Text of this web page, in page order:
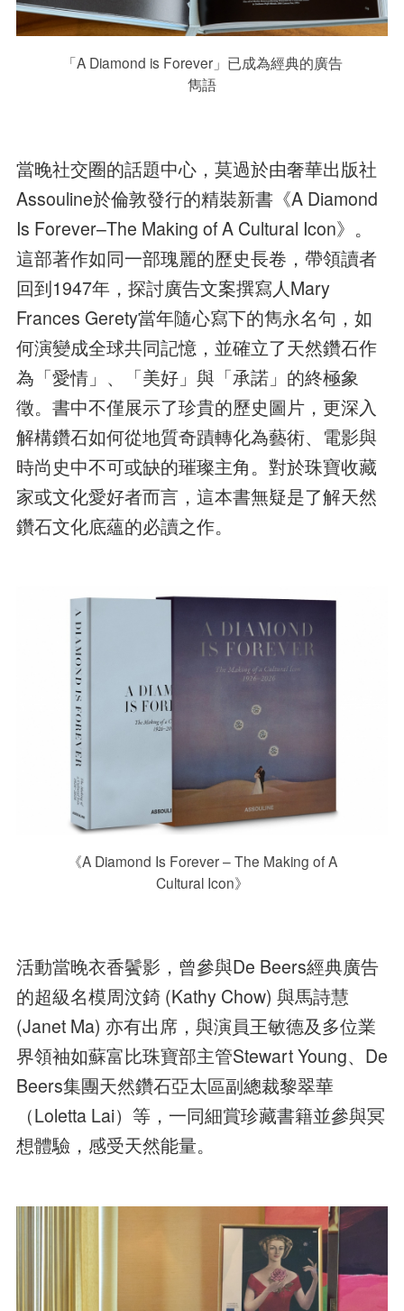
「A Diamond is Forever」已成為經典的廣告
雋語
當晚社交圈的話題中心，莫過於由奢華出版社
Assouline於倫敦發行的精裝新書《A Diamond
Is Forever–The Making of A Cultural Icon》。
這部著作如同一部瑰麗的歷史長卷，帶領讀者
回到1947年，探討廣告文案撰寫人Mary
Frances Gerety當年隨心寫下的雋永名句，如
何演變成全球共同記憶，並確立了天然鑽石作
為「愛情」、「美好」與「承諾」的終極象
徵。書中不僅展示了珍貴的歷史圖片，更深入
解構鑽石如何從地質奇蹟轉化為藝術、電影與
時尚史中不可或缺的璀璨主角。對於珠寶收藏
家或文化愛好者而言，這本書無疑是了解天然
鑽石文化底蘊的必讀之作。
《A Diamond Is Forever – The Making of A
Cultural Icon》
活動當晚衣香鬢影，曾參與De Beers經典廣告
的超級名模周汶錡 (Kathy Chow) 與馬詩慧
(Janet Ma) 亦有出席，與演員王敏德及多位業
界領袖如蘇富比珠寶部主管Stewart Young、De
Beers集團天然鑽石亞太區副總裁黎翠華
（Loletta Lai）等，一同細賞珍藏書籍並參與冥
想體驗，感受天然能量。